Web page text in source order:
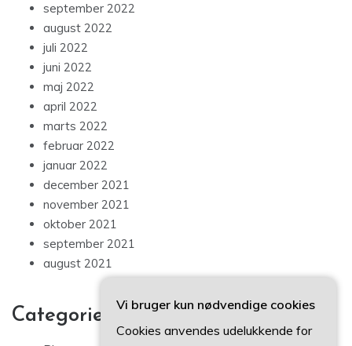
september 2022
august 2022
juli 2022
juni 2022
maj 2022
april 2022
marts 2022
februar 2022
januar 2022
december 2021
november 2021
oktober 2021
september 2021
august 2021
Categories
Vi bruger kun nødvendige cookies
Cookies anvendes udelukkende for